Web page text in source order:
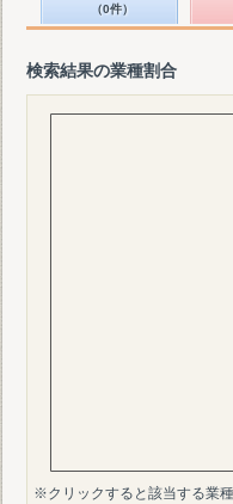
（0件）
検索結果の業種割合
※クリックすると該当する業種